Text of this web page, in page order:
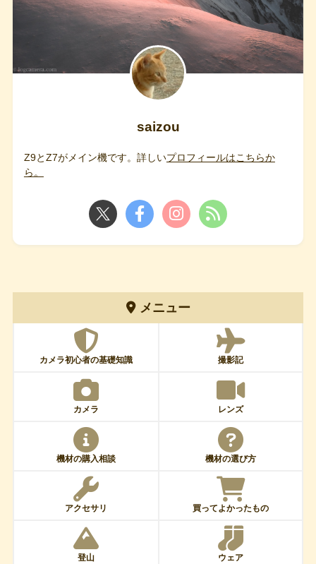
saizou
Z9とZ7がメイン機です。詳しいプロフィールはこちらか
ら。
メニュー
カメラ初心者の基礎知識 撮影記
カメラ レンズ
機材の購入相談 機材の選び方
アクセサリ 買ってよかったもの
登山 ウェア